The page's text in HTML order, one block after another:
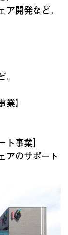
開発など。
】
事業】
アのサポート